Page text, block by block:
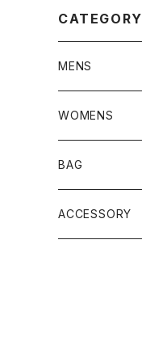
CATEGORY
MENS
JACKET
TOPS
PANTS
WOMENS
JACKET
TOPS
BAG
ACCESSORY